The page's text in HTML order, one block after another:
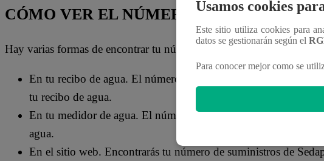
CÓMO VER EL NÚMERO DE
Hay varias formas de encontrar tu número de suministros deSedapal
En tu recibo de agua. El número de suministros de
tu recibo de agua.
En tu medidor de agua. El número de suministros de Sedapal
agua.
En el sitio web. Encontrarás tu número de suministros de
Usamos cookies
Este sitio utiliza cookies para
datos se gestionarán según el
Para conocer mejor como se